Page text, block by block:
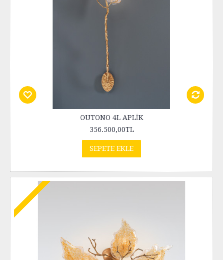
OUTONO 4L APLİK
356.500,00TL
SEPETE EKLE